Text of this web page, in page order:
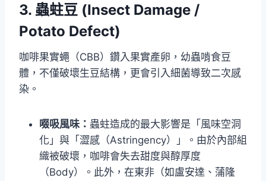
3. 蟲蛀豆 (Insect Damage /
Potato Defect)
咖啡果實蠅（CBB）鑽入果實產卵，幼蟲啃食豆
體，不僅破壞生豆結構，更會引入細菌導致二次感
染。
啜吸風味： 蟲蛀造成的最大影響是「風味空洞
化」與「澀感（Astringency）」。由於內部組
織被破壞，咖啡會失去甜度與醇厚度
（Body）。此外，在東非（如盧安達、蒲隆